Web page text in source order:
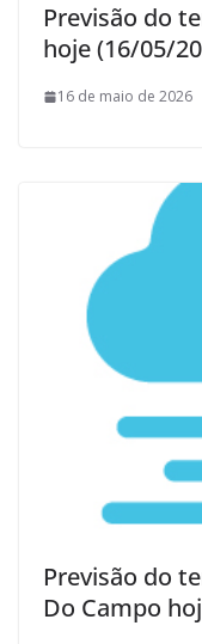
Previsão do
hoje (16/05/
16 de maio de 2026
Previsão do
Do Campo